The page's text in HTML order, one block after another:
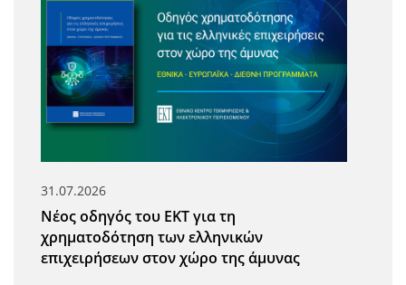
31.07.2026
Νέος οδηγός του ΕΚΤ για τη
χρηματοδότηση των ελληνικών
επιχειρήσεων στον χώρο της άμυνας